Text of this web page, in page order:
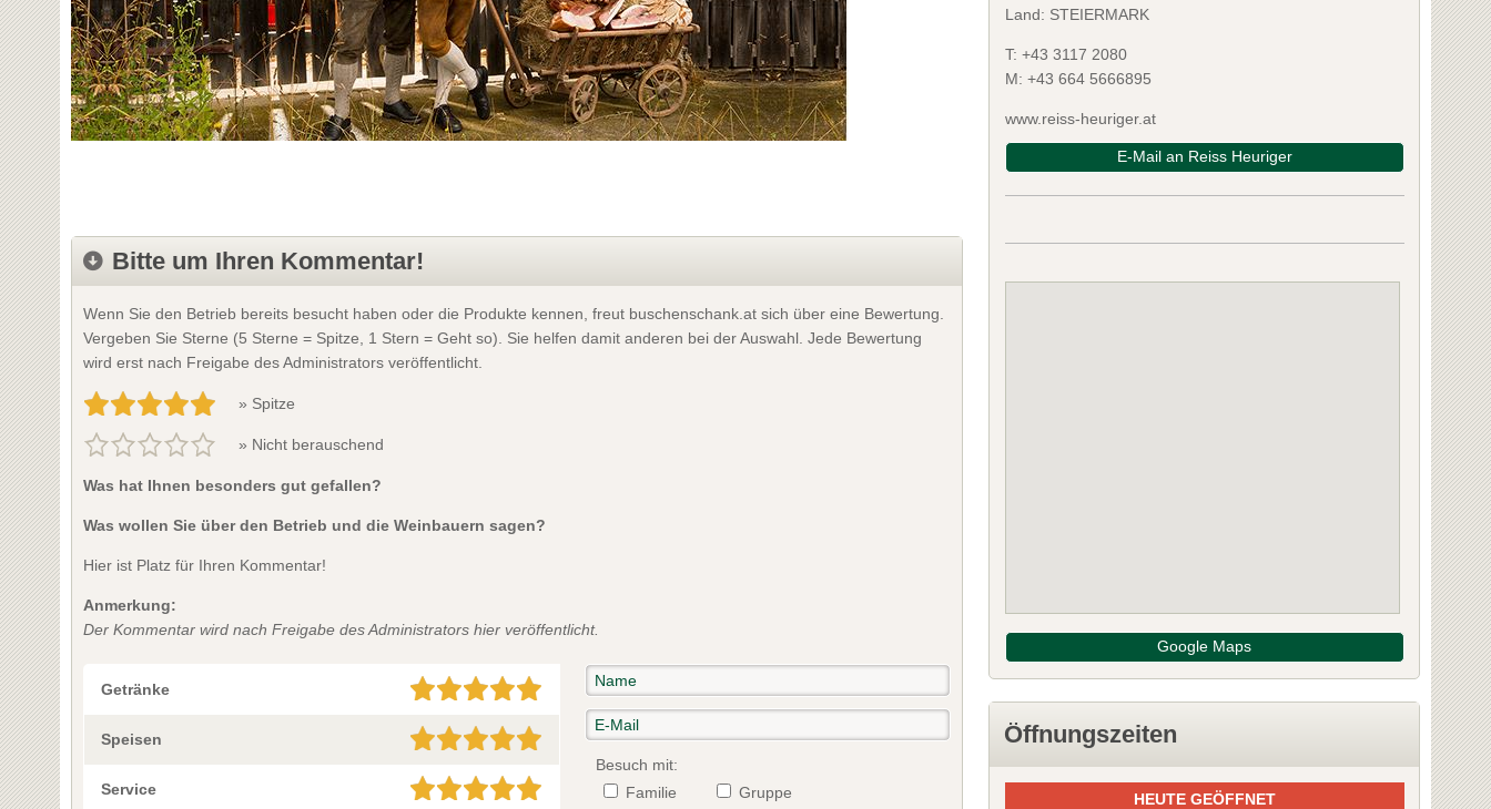
Bitte um Ihren Kommentar!
Wenn Sie den Betrieb bereits besucht haben oder die Produkte kennen, freut buschenschank.at sich über eine Bewertung.
Vergeben Sie Sterne (5 Sterne = Spitze, 1 Stern = Geht so). Sie helfen damit anderen bei der Auswahl. Jede Bewertung
wird erst nach Freigabe des Administrators veröffentlicht.
» Spitze
» Nicht berauschend
Was hat Ihnen besonders gut gefallen?
Was wollen Sie über den Betrieb und die Weinbauern sagen?
Hier ist Platz für Ihren Kommentar!
Anmerkung:
Der Kommentar wird nach Freigabe des Administrators hier veröffentlicht.
Getränke
Speisen
Service
Besuch mit:
Familie
Gruppe
Land: STEIERMARK
T: +43 3117 2080
M: +43 664 5666895
www.reiss-heuriger.at
E-Mail an Reiss Heuriger
Google Maps
Öffnungszeiten
HEUTE GEÖFFNET